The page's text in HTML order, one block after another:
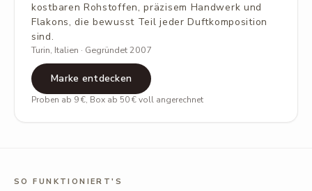
kostbaren Rohstoffen, präzisem Handwerk und
Flakons, die bewusst Teil jeder Duftkomposition
sind.
Turin, Italien · Gegründet 2007
Marke entdecken
Proben ab 9 €, Box ab 50 € voll angerechnet
SO FUNKTIONIERT'S